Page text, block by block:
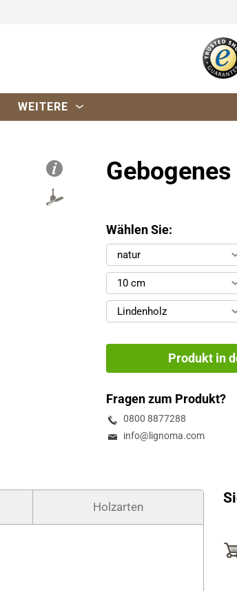
WEITERE
Wählen Sie:
natur
10 cm
Lindenholz
Produkt in
Fragen zum Produkt?
0800 8877288
info@lignoma.com
Holzarten